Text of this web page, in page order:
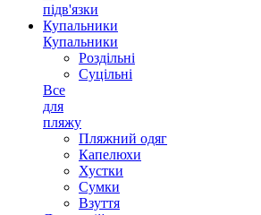
підв'язки
Купальники
Купальники
Роздільні
Суцільні
Все
для
пляжу
Пляжний одяг
Капелюхи
Хустки
Сумки
Взуття